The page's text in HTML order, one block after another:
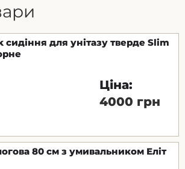
сидіння для унітазу тверде Slim
Ціна:
4000 грн
80 см з умивальником Еліт